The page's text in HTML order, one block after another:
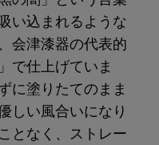
い込まれるような
会津漆器の代表的
で仕上げていま
に塗りたてのまま
しい風合いになり
となく、ストレー